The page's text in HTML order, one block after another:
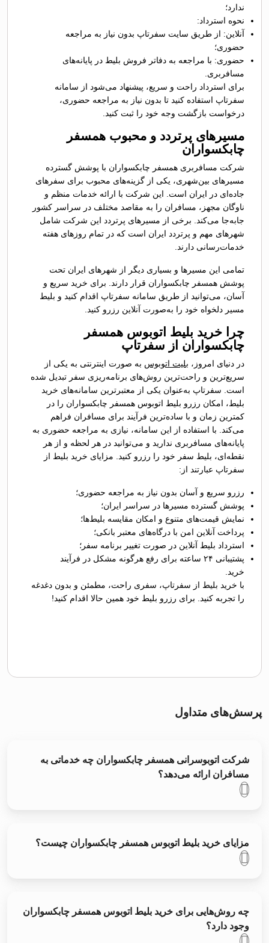
ندارد؛
نحوه استرداد:
آنلاین: از طریق سایت سفرتاپ بدون نیاز به مراجعه
حضوری؛
حضوری: با مراجعه به دفاتر فروش بلیط در پایانه‌های
مسافربری.
برای استرداد راحت و سریع، پیشنهاد می‌شود از سامانه
سفرتاپ استفاده کنید تا بدون نیاز به مراجعه حضوری،
درخواست بازگشت وجه خود را ثبت کنید.
مسیرهای پرتردد و محبوب همسفر
چابکسواران
شرکت مسافربری همسفر چابکسواران با پوشش گسترده
مسیرهای بین‌شهری، یکی از گزینه‌های محبوب برای سفرهای
جاده‌ای در ایران است. این شرکت با ارائه خدمات منظم و
ناوگان مجهز، مسافران را به مقاصد مختلف در سراسر کشور
جابه‌جا می‌کند. برخی از مسیرهای پرتردد این شرکت شامل
شهرهای مهم و پرتردد ایران است که در تمام روزهای هفته
خدمات‌رسانی دارند.
تمامی این مسیرها و بسیاری دیگر از شهرهای ایران تحت
پوشش همسفر چابکسواران قرار دارند. برای خرید سریع و
آسان، می‌توانید از طریق سامانه سفرتاپ اقدام کنید و بلیط
مسیر دلخواه خود را به‌صورت آنلاین رزرو کنید.
چرا خرید بلیط اتوبوس همسفر
چابکسواران از سفرتاپ
در دنیای امروز، بلیت اتوبوس به صورت اینترنتی به یکی از
سریع‌ترین و راحت‌ترین روش‌های برنامه‌ریزی سفر تبدیل شده
است. سفرتاپ به‌عنوان یکی از معتبرترین سامانه‌های خرید
بلیط، امکان رزرو بلیط اتوبوس همسفر چابکسواران را در
کمترین زمان و با ساده‌ترین فرآیند برای مسافران فراهم
می‌کند. با استفاده از این سامانه، نیازی به مراجعه حضوری به
پایانه‌های مسافربری ندارید و می‌توانید در هر لحظه و از هر
نقطه‌ای، بلیط سفر خود را رزرو کنید. مزایای خرید بلیط از
سفرتاپ عبارتند از:
رزرو سریع و آسان بدون نیاز به مراجعه حضوری؛
پوشش گسترده مسیرها در سراسر ایران؛
نمایش قیمت‌های متنوع و امکان مقایسه بلیط‌ها؛
پرداخت آنلاین امن با درگاه‌های معتبر بانکی؛
استرداد بلیط آنلاین در صورت تغییر برنامه سفر؛
پشتیبانی ۲۴ ساعته برای رفع هرگونه مشکل در فرآیند
خرید.
با خرید بلیط از سفرتاپ، سفری راحت، مطمئن و بدون دغدغه
را تجربه کنید. برای رزرو بلیط خود همین حالا اقدام کنید!
پرسش‌های متداول
شرکت اتوبوسرانی همسفر چابکسواران چه خدماتی به
مسافران ارائه می‌دهد؟
مزایای خرید بلیط اتوبوس همسفر چابکسواران چیست؟
چه روش‌هایی برای خرید بلیط اتوبوس همسفر چابکسواران
وجود دارد؟